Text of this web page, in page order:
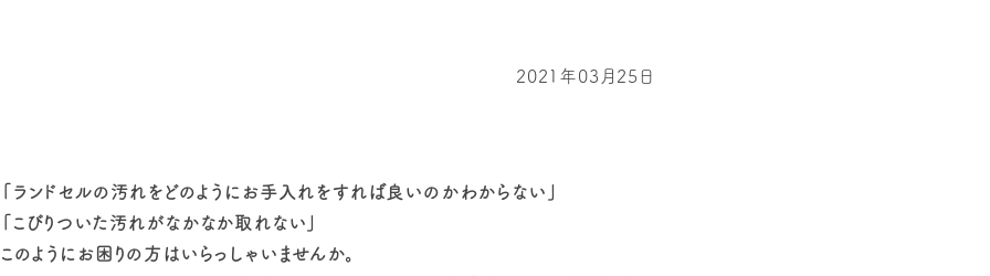
2021年03月25日
「ランドセルの汚れをどのようにお手入れをすれば良いのかわからない」
「こびりついた汚れがなかなか取れない」
このようにお困りの方はいらっしゃいませんか。